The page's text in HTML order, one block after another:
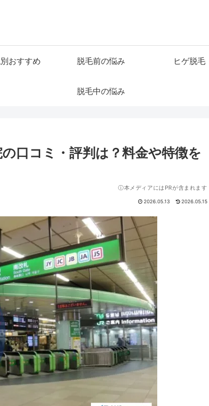
おすすめ 脱毛前の悩み ヒゲ脱毛
脱毛中の悩み
口コミ・評判は？料金や特徴を
ⓘ本メディアにはPRが含まれます
2026.05.13 2026.05.15